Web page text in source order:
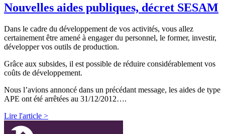
Nouvelles aides publiques, décret SESAM
Dans le cadre du développement de vos activités, vous allez
certainement être amené à engager du personnel, le former, investir,
développer vos outils de production.
Grâce aux subsides, il est possible de réduire considérablement vos
coûts de développement.
Nous l’avions annoncé dans un précédant message, les aides de type
APE ont été arrêtées au 31/12/2012….
Lire l'article >